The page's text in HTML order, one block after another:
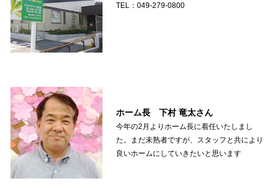
TEL：049-279-0800
ホーム長 下村 竜太さん
今年の2月よりホーム長に着任いたしまし
た。まだ未熟者ですが、スタッフと共により
良いホームにしていきたいと思います